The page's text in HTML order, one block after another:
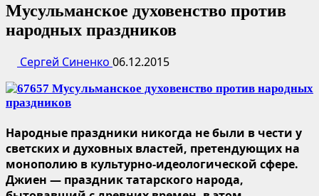
Мусульманское духовенство против
народных праздников
Сергей Синенко 06.12.2015
Народные праздники никогда не были в чести у
светских и духовных властей, претендующих на
монополию в культурно-идеологической сфере.
Джиен — праздник татарского народа,